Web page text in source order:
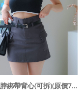
自訂款-繞脖綁帶背心(可拆)(原價790特價580)